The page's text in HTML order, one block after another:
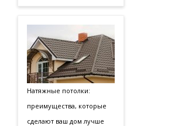
Натяжные потолки:
преимущества, которые
сделают ваш дом лучше